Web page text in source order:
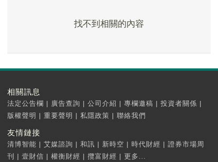
找不到相關的內容
相關訊息
法定公告欄 | 廣告查詢 | 公司介紹 | 專欄邀稿 | 投資者關係 |
版權聲明 | 重要聲明 | 私隱政策 | 聯絡我們
友情鏈接
清博智能 | 艾媒諮詢 | 和訊 | 新時空 | 時代財經 | 證券市場周
刊
| 壹財信 | 權衡財經 | 攬富財經 | 更多...